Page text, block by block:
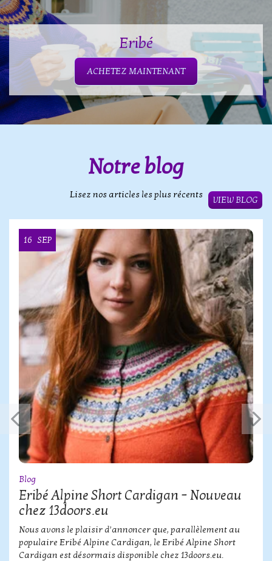
Eribé
ACHETEZ MAINTENANT
Notre blog
Lisez nos articles les plus récents
VIEW BLOG
16 SEP
Blog
Eribé Alpine Short Cardigan – Nouveau
chez 13doors.eu
Nous avons le plaisir d’annoncer que, parallèlement au
populaire Eribé Alpine Cardigan, le Eribé Alpine Short
Cardigan est désormais disponible chez 13doors.eu.